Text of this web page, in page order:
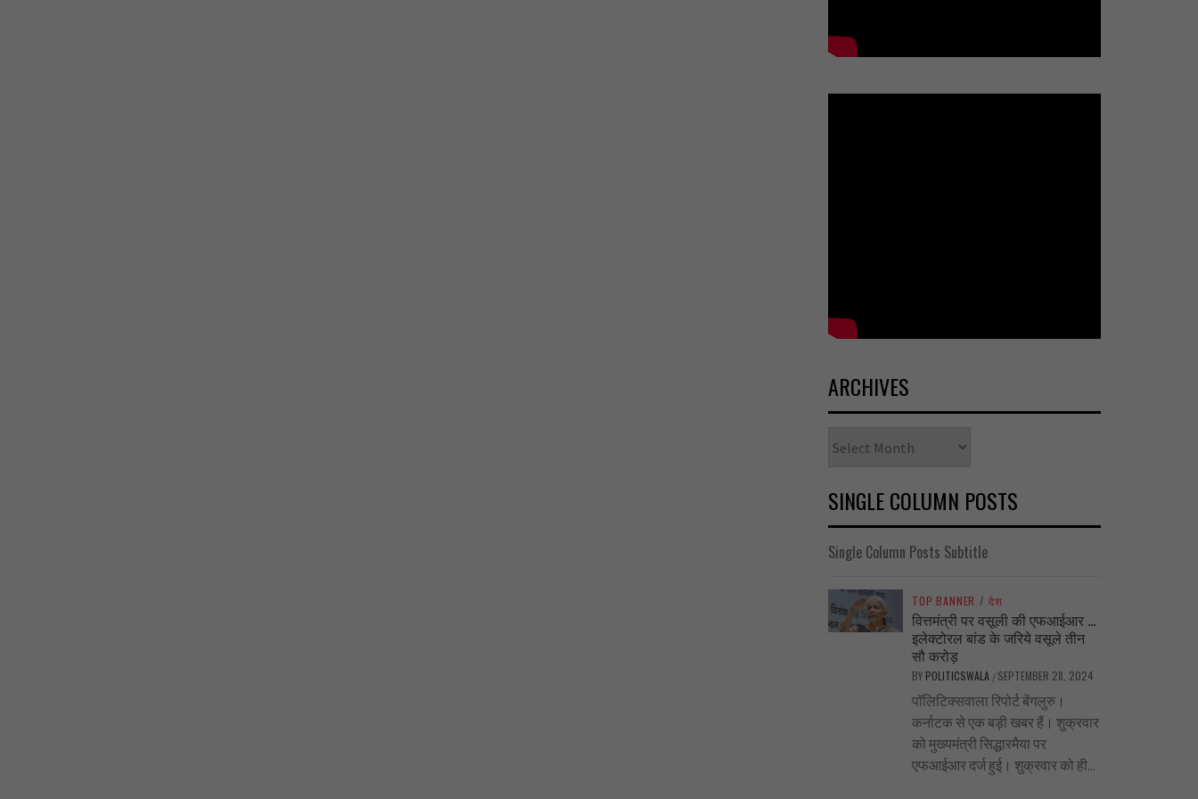
ARCHIVES
SINGLE COLUMN POSTS
Single Column Posts Subtitle
TOP BANNER / देश
वित्तमंत्री पर वसूली की एफआईआर …
इलेक्टोरल बांड के जरिये वसूले तीन
सौ करोड़
BY POLITICSWALA / SEPTEMBER 28, 2024
पॉलिटिक्सवाला रिपोर्ट बेंगलुरु।
कर्नाटक से एक बड़ी खबर हैं। शुक्रवार
को मुख्यमंत्री सिद्धारमैया पर
एफआईआर दर्ज हुई। शुक्रवार को ही...